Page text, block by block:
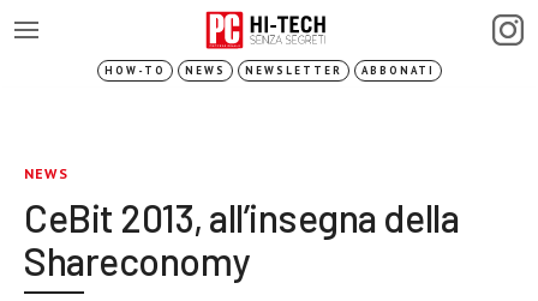
HOW-TO NEWS NEWSLETTER ABBONATI
NEWS
CeBit 2013, all’insegna della
Shareconomy